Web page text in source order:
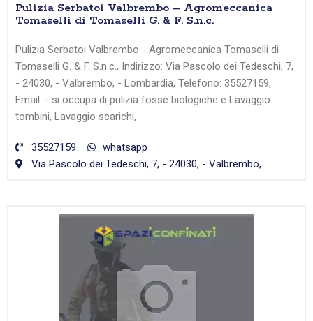
Pulizia Serbatoi Valbrembo – Agromeccanica
Tomaselli di Tomaselli G. & F. S.n.c.
Pulizia Serbatoi Valbrembo - Agromeccanica Tomaselli di
Tomaselli G. & F. S.n.c., Indirizzo: Via Pascolo dei Tedeschi, 7,
- 24030, - Valbrembo, - Lombardia, Telefono: 35527159,
Email: - si occupa di pulizia fosse biologiche e Lavaggio
tombini, Lavaggio scarichi,
35527159
whatsapp
Via Pascolo dei Tedeschi, 7, - 24030, - Valbrembo,